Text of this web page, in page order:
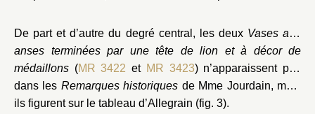
De part et d’autre du degré central, les deux Vases aux
anses terminées par une tête de lion et à décor de
médaillons (MR 3422 et MR 3423) n’apparaissent pas
dans les Remarques historiques de Mme Jourdain, mais
ils figurent sur le tableau d’Allegrain (fig. 3).